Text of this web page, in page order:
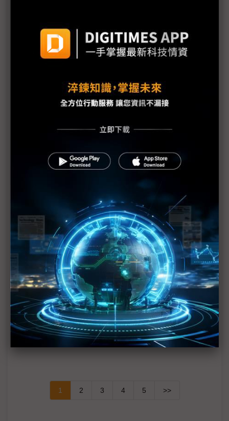
三星新機染疫 S20 Ultra傳供應不足
手機HDI出貨維持暢旺 惟2Q庫存風險逐漸攀高
蘋果示警下修1Q20財測 RF元件與記憶體供應商也
美日韓等42國一致同意 強化半導體技術出口管制
（Daily Issue）供應鏈全球化重新布局 中國世界工
廠地位仍有其重
手機供應鏈砍單已不可免 台系IC設計2Q業績承壓
疫情衝擊5G手機短期出貨 超薄型FoD封測放量延至
供需趨緊造成短期漲價 華新科非中國廠區稼動率滿
華為晶片自主阻力一波波 轉單中芯營運風險增
疫情第2波影響浮現 業者歐洲參展縮減規模與層級
疫情凸顯中國製造不再美好
1 2 3 4 5 >>